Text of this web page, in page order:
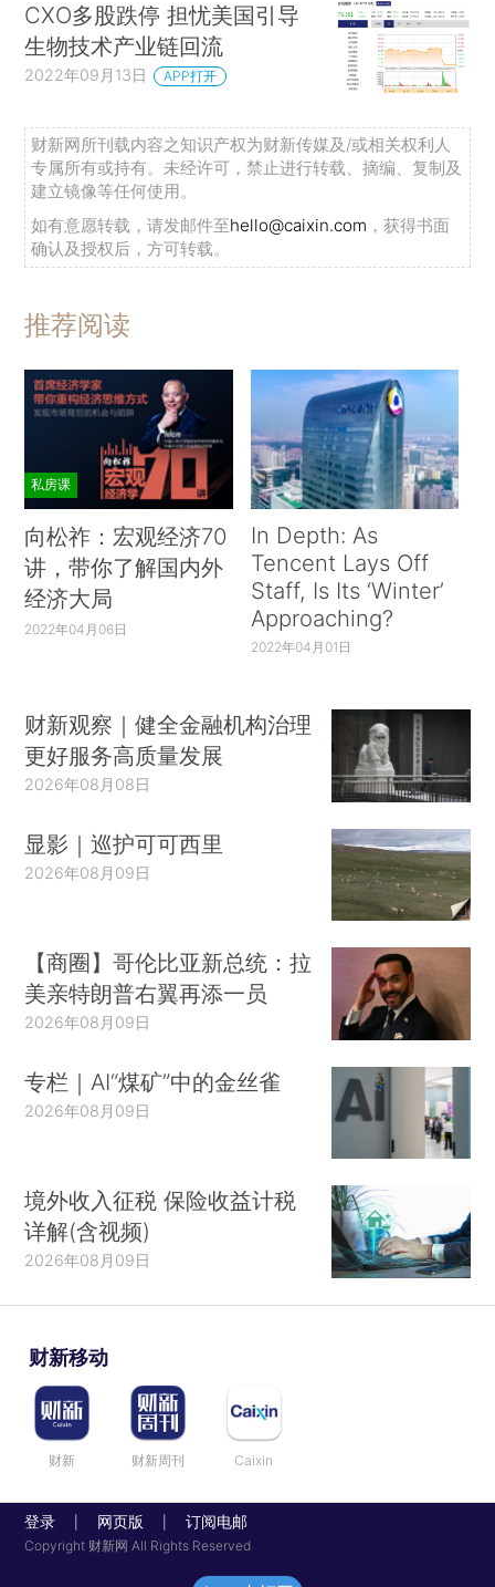
CXO多股跌停 担忧美国引导
生物技术产业链回流
2022年09月13日 APP打开
财新网所刊载内容之知识产权为财新传媒及/或相关权利人
专属所有或持有。未经许可，禁止进行转载、摘编、复制及
建立镜像等任何使用。
如有意愿转载，请发邮件至hello@caixin.com ，获得书面
确认及授权后，方可转载。
推荐阅读
私房课
向松祚：宏观经济70
讲，带你了解国内外
经济大局
2022年04月06日
In Depth: As
Tencent Lays Off
Staff, Is Its ‘Winter’
Approaching?
2022年04月01日
财新观察｜健全金融机构治理
更好服务高质量发展
2026年08月08日
显影｜巡护可可西里
2026年08月09日
【商圈】哥伦比亚新总统：拉
美亲特朗普右翼再添一员
2026年08月09日
专栏｜AI“煤矿”中的金丝雀
2026年08月09日
境外收入征税 保险收益计税
详解(含视频)
2026年08月09日
财新移动
财新 财新周刊 Caixin
登录 网页版 订阅电邮
Copyright 财新网 All Rights Reserved